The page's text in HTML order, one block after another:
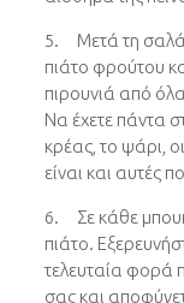
5. Μετά τη
πιάτο φρούτου
πιρουνιά από όλα
Να έχετε πάντα
κρέας, το ψάρι,
είναι και αυτές
6. Σε κάθε
πιάτο.
τελευταία φορά
σας και